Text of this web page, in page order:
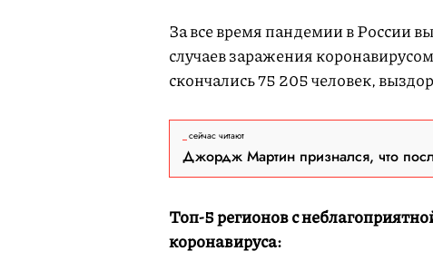
За все время пандемии в России
случаев заражения
скончались 75 205 человек,
сейчас читают
Джордж Мартин признался, что
Топ-5 регионов с
коронавируса: